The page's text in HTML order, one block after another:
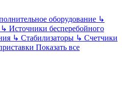
оборудование ↳
↳ Источники бесперебойного
↳ Стабилизаторы ↳ Счетчики
Показать все